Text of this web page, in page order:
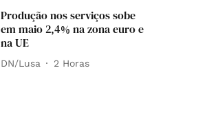
Produção nos serviços sobe
em maio 2,4% na zona euro e
na UE
DN/Lusa 2 Horas